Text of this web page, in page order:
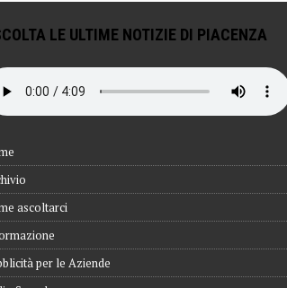
LE ULTIME NOTIZIE DI PIACENZA
ascoltarci
per le Aziende